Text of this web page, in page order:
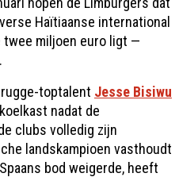
Haïtiaanse international
twee miljoen euro ligt —
toptalent Jesse Bisiwu
nadat de
clubs volledig zijn
landskampioen vasthoudt
bod weigerde, heeft